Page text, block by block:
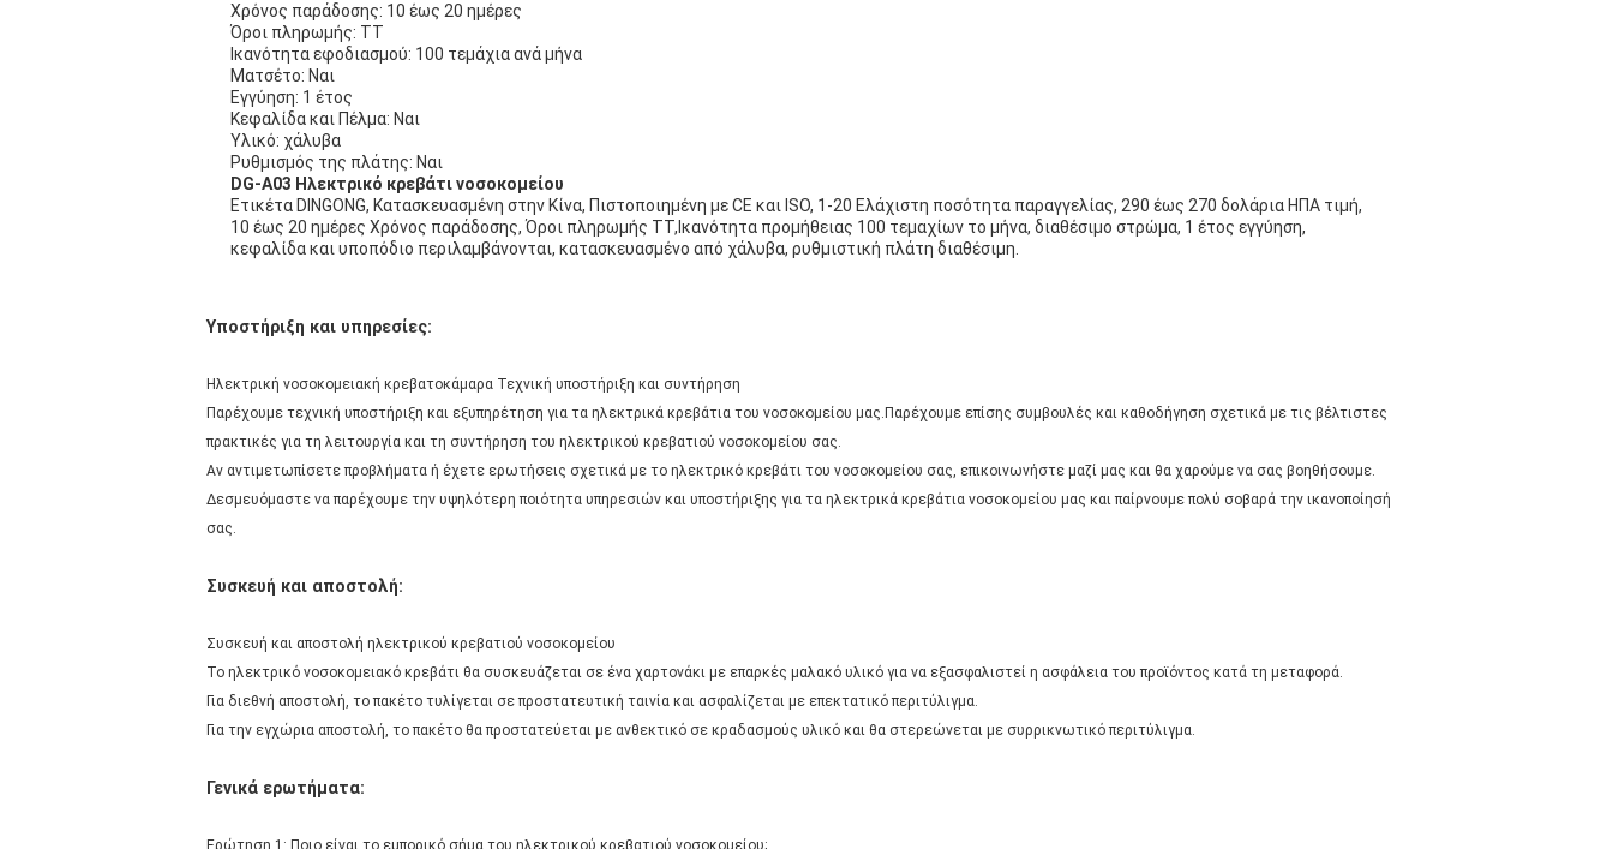
Χρόνος παράδοσης: 10 έως 20 ημέρες
Όροι πληρωμής: TT
Ικανότητα εφοδιασμού: 100 τεμάχια ανά μήνα
Ματσέτο: Ναι
Εγγύηση: 1 έτος
Κεφαλίδα και Πέλμα: Ναι
Υλικό: χάλυβα
Ρυθμισμός της πλάτης: Ναι
DG-A03 Ηλεκτρικό κρεβάτι νοσοκομείου
Ετικέτα DINGONG, Κατασκευασμένη στην Κίνα, Πιστοποιημένη με CE και ISO, 1-20 Ελάχιστη ποσότητα παραγγελίας, 290 έως 270 δολάρια ΗΠΑ τιμή,
10 έως 20 ημέρες Χρόνος παράδοσης, Όροι πληρωμής TT,Ικανότητα προμήθειας 100 τεμαχίων το μήνα, διαθέσιμο στρώμα, 1 έτος εγγύηση,
κεφαλίδα και υποπόδιο περιλαμβάνονται, κατασκευασμένο από χάλυβα, ρυθμιστική πλάτη διαθέσιμη.
Υποστήριξη και υπηρεσίες:
Ηλεκτρική νοσοκομειακή κρεβατοκάμαρα Τεχνική υποστήριξη και συντήρηση
Παρέχουμε τεχνική υποστήριξη και εξυπηρέτηση για τα ηλεκτρικά κρεβάτια του νοσοκομείου μας.Παρέχουμε επίσης συμβουλές και καθοδήγηση σχετικά με τις βέλτιστες
πρακτικές για τη λειτουργία και τη συντήρηση του ηλεκτρικού κρεβατιού νοσοκομείου σας.
Αν αντιμετωπίσετε προβλήματα ή έχετε ερωτήσεις σχετικά με το ηλεκτρικό κρεβάτι του νοσοκομείου σας, επικοινωνήστε μαζί μας και θα χαρούμε να σας βοηθήσουμε.
Δεσμευόμαστε να παρέχουμε την υψηλότερη ποιότητα υπηρεσιών και υποστήριξης για τα ηλεκτρικά κρεβάτια νοσοκομείου μας και παίρνουμε πολύ σοβαρά την ικανοποίησή
σας.
Συσκευή και αποστολή:
Συσκευή και αποστολή ηλεκτρικού κρεβατιού νοσοκομείου
Το ηλεκτρικό νοσοκομειακό κρεβάτι θα συσκευάζεται σε ένα χαρτονάκι με επαρκές μαλακό υλικό για να εξασφαλιστεί η ασφάλεια του προϊόντος κατά τη μεταφορά.
Για διεθνή αποστολή, το πακέτο τυλίγεται σε προστατευτική ταινία και ασφαλίζεται με επεκτατικό περιτύλιγμα.
Για την εγχώρια αποστολή, το πακέτο θα προστατεύεται με ανθεκτικό σε κραδασμούς υλικό και θα στερεώνεται με συρρικνωτικό περιτύλιγμα.
Γενικά ερωτήματα:
Ερώτηση 1: Ποιο είναι το εμπορικό σήμα του ηλεκτρικού κρεβατιού νοσοκομείου;